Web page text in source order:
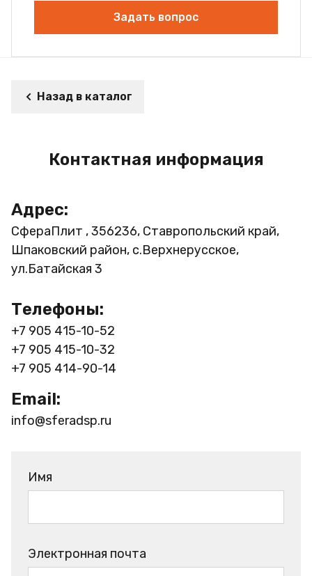
Задать вопрос
Назад в каталог
Контактная информация
Адрес:
СфераПлит , 356236, Ставропольский край,
Шпаковский район, с.Верхнерусское,
ул.Батайская 3
Телефоны:
+7 905 415-10-52
+7 905 415-10-32
+7 905 414-90-14
Email:
info@sferadsp.ru
Имя
Электронная почта